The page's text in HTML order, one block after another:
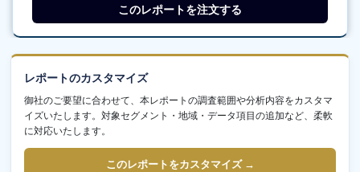
このレポートを注文する
レポートのカスタマイズ
御社のご要望に合わせて、本レポートの調査範囲や分析内容をカスタマ
イズいたします。対象セグメント・地域・データ項目の追加など、柔軟
に対応いたします。
このレポートをカスタマイズ →